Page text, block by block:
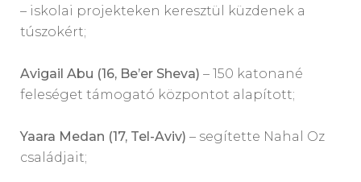
– iskolai projekteken keresztül küzdenek a
túszokért;
Avigail Abu (16, Be’er Sheva) – 150 katonané
feleséget támogató központot alapított;
Yaara Medan (17, Tel-Aviv) – segítette Nahal Oz
családjait;